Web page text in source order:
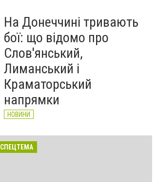
На Донеччині тривають
бої: що відомо про
Слов'янський,
Лиманський і
Краматорський
напрямки
НОВИНИ
СПЕЦТЕМА